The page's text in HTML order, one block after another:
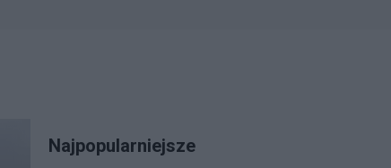
Najpopularniejsze